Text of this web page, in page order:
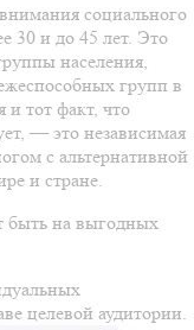
социального
30 и до 45 лет. Это
населения,
групп в
и тот факт, что
— это независимая
с альтернативной
и стране.
на выгодных
целевой аудитории.